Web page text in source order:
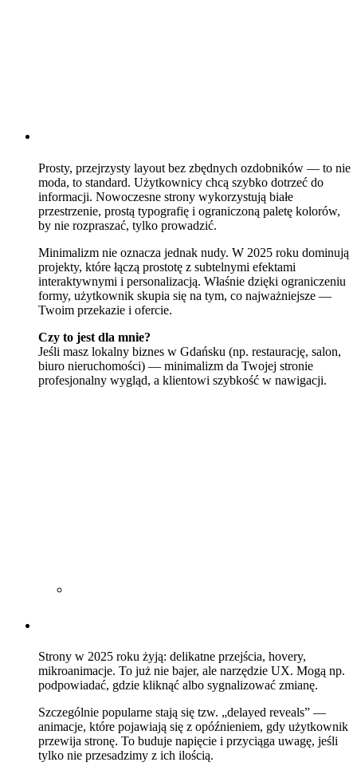
Prosty, przejrzysty layout bez zbędnych ozdobników — to nie
moda, to standard. Użytkownicy chcą szybko dotrzeć do
informacji. Nowoczesne strony wykorzystują białe
przestrzenie, prostą typografię i ograniczoną paletę kolorów,
by nie rozpraszać, tylko prowadzić.
Minimalizm nie oznacza jednak nudy. W 2025 roku dominują
projekty, które łączą prostotę z subtelnymi efektami
interaktywnymi i personalizacją. Właśnie dzięki ograniczeniu
formy, użytkownik skupia się na tym, co najważniejsze —
Twoim przekazie i ofercie.
Czy to jest dla mnie?
Jeśli masz lokalny biznes w Gdańsku (np. restaurację, salon,
biuro nieruchomości) — minimalizm da Twojej stronie
profesjonalny wygląd, a klientowi szybkość w nawigacji.
Strony w 2025 roku żyją: delikatne przejścia, hovery,
mikroanimacje. To już nie bajer, ale narzędzie UX. Mogą np.
podpowiadać, gdzie kliknąć albo sygnalizować zmianę.
Szczególnie popularne stają się tzw. „delayed reveals” —
animacje, które pojawiają się z opóźnieniem, gdy użytkownik
przewija stronę. To buduje napięcie i przyciąga uwagę, jeśli
tylko nie przesadzimy z ich ilością.